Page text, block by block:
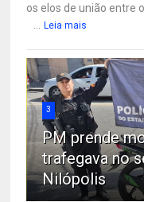
os elos de união entre
Leia mais
3
PM prende
trafegava no
Nilópolis